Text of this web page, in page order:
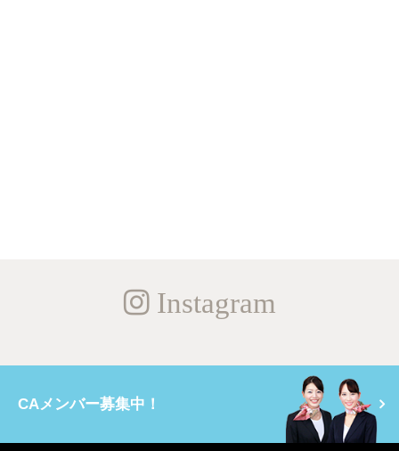
Instagram
CAメンバー募集中！